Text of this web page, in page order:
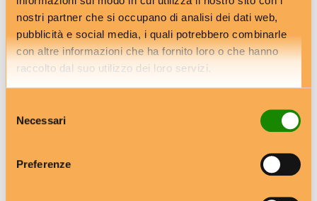
nostri partner che si occupano di analisi dei dati web,
pubblicità e social media, i quali potrebbero combinarle
con altre informazioni che ha fornito loro o che hanno
raccolto dal suo utilizzo dei loro servizi.
delNecessari
Preferenze
Gradara (PU)
Next Post